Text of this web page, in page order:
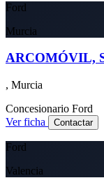
Ford
Murcia
ARCOMÓVIL,
, Murcia
Concesionario Ford
Ver ficha
Contactar
Ford
Valencia